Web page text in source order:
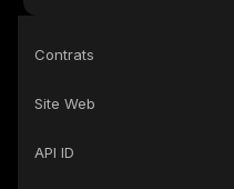
Contrats
Site Web
API ID